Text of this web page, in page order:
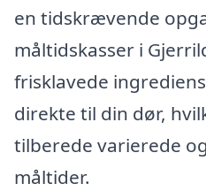
en tidskrævende
måltidskasser i
frisklavede
direkte til din dør,
tilberede varierede
måltider.